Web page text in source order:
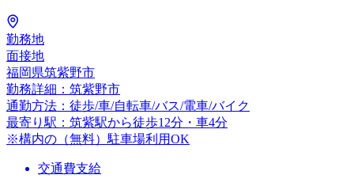
勤務地
面接地
福岡県筑紫野市
勤務詳細：筑紫野市
通勤方法：徒歩/車/自転車/バス/電車/バイク
最寄り駅：筑紫駅から徒歩12分・車4分
※構内の（無料）駐車場利用OK
交通費支給